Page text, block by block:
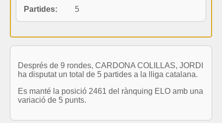
Partides:
5
Després de 9 rondes, CARDONA COLILLAS, JORDI
ha disputat un total de 5 partides a la lliga catalana.
Es manté la posició 2461 del rànquing ELO amb una
variació de 5 punts.